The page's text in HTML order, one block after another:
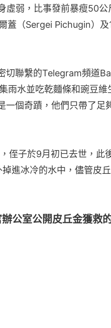
虛弱，比事發前暴瘦50公
蓋（Sergei Pichugin）及
切聯繫的Telegram頻道
雨水並吃乾麵條和豌豆維
個奇蹟，他們只帶了足
侄子於9月初已去世，此
進冰冷的水中，儘管皮
公室公開皮丘金獲救